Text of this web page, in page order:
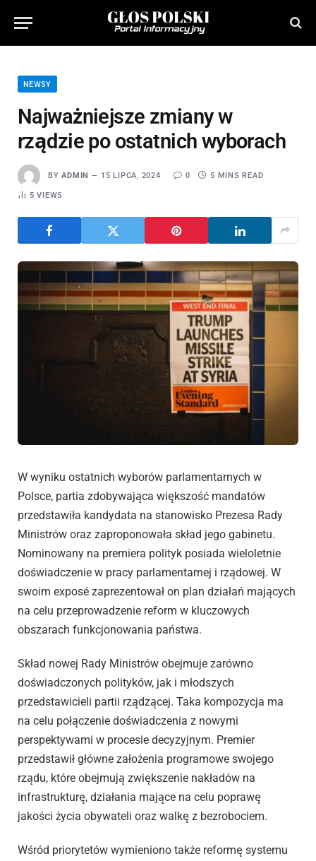
NEWSY
Najważniejsze zmiany w
rządzie po ostatnich wyborach
BY ADMIN 15 LIPCA, 2024 0 5 MINS READ
5VIEWS
W wyniku ostatnich wyborów parlamentarnych w
Polsce, partia zdobywająca większość mandatów
przedstawiła kandydata na stanowisko Prezesa Rady
Ministrów oraz zaproponowała skład jego gabinetu.
Nominowany na premiera polityk posiada wieloletnie
doświadczenie w pracy parlamentarnej i rządowej. W
swoim exposé zaprezentował on plan działań mających
na celu przeprowadzenie reform w kluczowych
obszarach funkcjonowania państwa.
Skład nowej Rady Ministrów obejmuje zarówno
doświadczonych polityków, jak i młodszych
przedstawicieli partii rządzącej. Taka kompozycja ma
na celu połączenie doświadczenia z nowymi
perspektywami w procesie decyzyjnym. Premier
przedstawił główne założenia programowe swojego
rządu, które obejmują zwiększenie nakładów na
infrastrukturę, działania mające na celu poprawę
jakości życia obywateli oraz walkę z bezrobociem.
Wśród priorytetów wymieniono także reformę systemu